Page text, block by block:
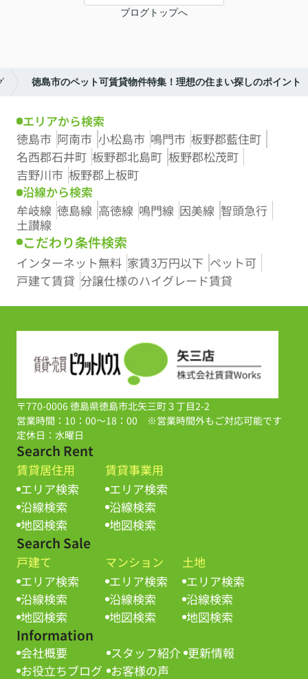
ブログトップへ
徳島市のペット可賃貸物件特集！理想の住まい探しのポイント
エリアから検索
徳島市 阿南市 小松島市 鳴門市 板野郡藍住町
名西郡石井町 板野郡北島町 板野郡松茂町
吉野川市 板野郡上板町
沿線から検索
牟岐線 徳島線 高徳線 鳴門線 因美線 智頭急行
土讃線
こだわり条件検索
インターネット無料 家賃3万円以下 ペット可
戸建て賃貸 分譲仕様のハイグレード賃貸
〒770-0006 徳島県徳島市北矢三町３丁目2-2
営業時間：10：00～18：00 ※営業時間外もご対応可能です
定休日：水曜日
Search Rent
賃貸居住用
エリア検索
沿線検索
地図検索
賃貸事業用
エリア検索
沿線検索
地図検索
Search Sale
戸建て
エリア検索
沿線検索
地図検索
マンション
エリア検索
沿線検索
地図検索
土地
エリア検索
沿線検索
地図検索
Information
会社概要 スタッフ紹介 更新情報
お役立ちブログ お客様の声